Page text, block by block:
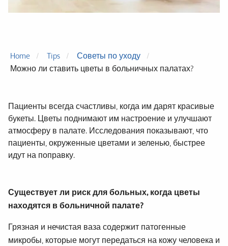
Home Tips
Советы по уходу
Можно ли ставить цветы в больничных палатах?
Пациенты всегда счастливы, когда им дарят красивые
букеты. Цветы поднимают им настроение и улучшают
атмосферу в палате. Исследования показывают, что
пациенты, окруженные цветами и зеленью, быстрее
идут на поправку.
Существует ли риск для больных, когда цветы
находятся в больничной палате?
Грязная и нечистая ваза содержит патогенные
микробы, которые могут передаться на кожу человека и